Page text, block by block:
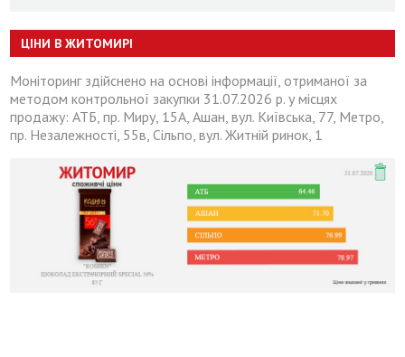
ЦІНИ В ЖИТОМИРІ
Моніторинг здійснено на основі інформації, отриманої за
методом контрольної закупки 31.07.2026 р. у місцях
продажу: АТБ, пр. Миру, 15А, Ашан, вул. Київська, 77, Метро,
пр. Незалежності, 55в, Сільпо, вул. Житній ринок, 1